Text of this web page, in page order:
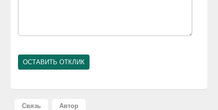
Связь Автор